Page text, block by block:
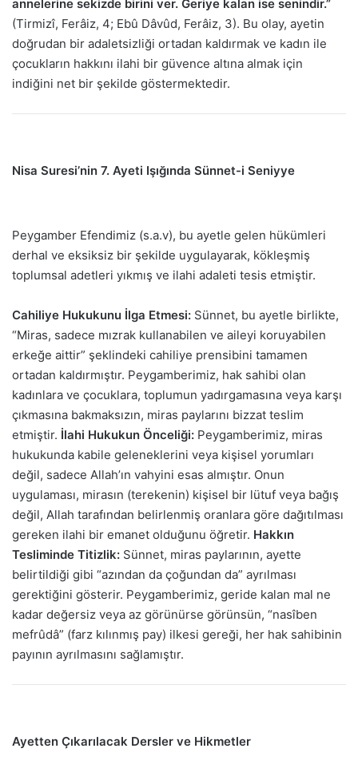
annelerine sekizde birini ver. Geriye kalan ise senindir.”
(Tirmizî, Ferâiz, 4; Ebû Dâvûd, Ferâiz, 3). Bu olay, ayetin
doğrudan bir adaletsizliği ortadan kaldırmak ve kadın ile
çocukların hakkını ilahi bir güvence altına almak için
indiğini net bir şekilde göstermektedir.
Nisa Suresi’nin 7. Ayeti Işığında Sünnet-i Seniyye
Peygamber Efendimiz (s.a.v), bu ayetle gelen hükümleri
derhal ve eksiksiz bir şekilde uygulayarak, kökleşmiş
toplumsal adetleri yıkmış ve ilahi adaleti tesis etmiştir.
Cahiliye Hukukunu İlga Etmesi: Sünnet, bu ayetle birlikte,
“Miras, sadece mızrak kullanabilen ve aileyi koruyabilen
erkeğe aittir” şeklindeki cahiliye prensibini tamamen
ortadan kaldırmıştır. Peygamberimiz, hak sahibi olan
kadınlara ve çocuklara, toplumun yadırgamasına veya karşı
çıkmasına bakmaksızın, miras paylarını bizzat teslim
etmiştir. İlahi Hukukun Önceliği: Peygamberimiz, miras
hukukunda kabile geleneklerini veya kişisel yorumları
değil, sadece Allah’ın vahyini esas almıştır. Onun
uygulaması, mirasın (terekenin) kişisel bir lütuf veya bağış
değil, Allah tarafından belirlenmiş oranlara göre dağıtılması
gereken ilahi bir emanet olduğunu öğretir. Hakkın
Tesliminde Titizlik: Sünnet, miras paylarının, ayette
belirtildiği gibi “azından da çoğundan da” ayrılması
gerektiğini gösterir. Peygamberimiz, geride kalan mal ne
kadar değersiz veya az görünürse görünsün, “nasîben
mefrûdâ” (farz kılınmış pay) ilkesi gereği, her hak sahibinin
payının ayrılmasını sağlamıştır.
Ayetten Çıkarılacak Dersler ve Hikmetler